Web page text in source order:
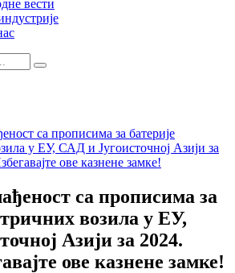
вести
са прописима за батерије
у ЕУ, САД и Југоисточној Азији за
ове казнене замке!
са прописима за
возила у ЕУ,
Азији за 2024.
ове казнене замке!